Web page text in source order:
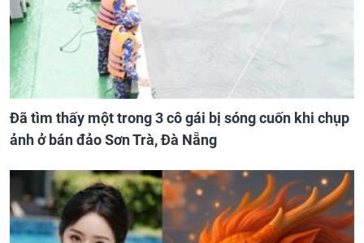
Đã tìm thấy một trong 3 cô gái bị sóng cuốn khi chụp
ảnh ở bán đảo Sơn Trà, Đà Nẵng